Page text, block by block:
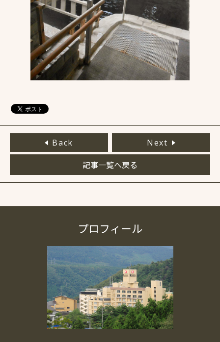
Back Next
記事一覧へ戻る
プロフィール